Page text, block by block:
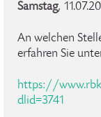
Samstag,
An welchen
erfahren Sie
https://
dlid=3741